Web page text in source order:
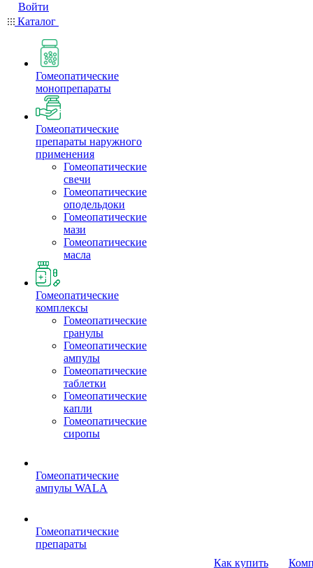
Войти
Каталог
Гомеопатические
монопрепараты
Гомеопатические
препараты наружного
применения
Гомеопатические
свечи
Гомеопатические
оподельдоки
Гомеопатические
мази
Гомеопатические
масла
Гомеопатические
комплексы
Гомеопатические
гранулы
Гомеопатические
ампулы
Гомеопатические
таблетки
Гомеопатические
капли
Гомеопатические
сиропы
Гомеопатические
ампулы WALA
Гомеопатические
препараты
Как купить